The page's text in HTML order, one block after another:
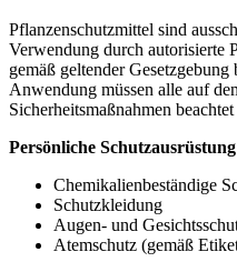
Pflanzenschutzmittel sind
Verwendung durch autorisierte
gemäß geltender
Anwendung müssen alle auf
Sicherheitsmaßnahmen
Persönliche
Chemikalienbeständige
Schutzkleidung
Augen- und
Atemschutz (gemäß